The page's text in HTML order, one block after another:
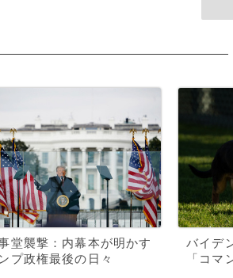
堂襲撃：内幕本が明かす
プ政権最後の日々
バイデ
「コマ